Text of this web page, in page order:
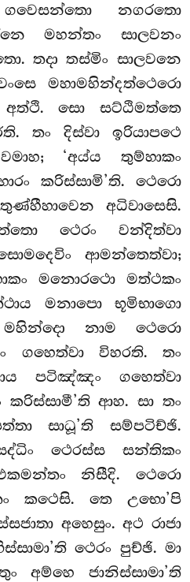
ගවෙසන්තො නගරතො
මහන්තං සාලවනං
තදා තස්මිං සාලවනෙ
මහාමහින්දත්ථෙරො
සො සට්ඨිමත්තෙ
තං දිස්වා ඉරියාපථෙ
‘අය්ය තුම්හාකං
කරිස්සාමි’ති. ථෙරො
අධිවාසෙසි.
ථෙරං වන්දිත්වා
ආමන්තෙත්වා;
මනොරථො මත්ථකං
මනාපො භූමිභාගො
නාම ථෙරො
ගහෙත්වා විහරති. තං
පටිඤ්ඤං ගහෙත්වා
ආහ. සා තං
සාධූ’ති සම්පටිච්ඡි.
ථෙරස්ස සන්තිකං
නිසීදි. ථෙරො
කථෙසි. තෙ උභො’පි
අහෙසුං. අථ රාජා
ථෙරං පුච්ඡි. මා
අම්හෙ ජානිස්සාමා’ති